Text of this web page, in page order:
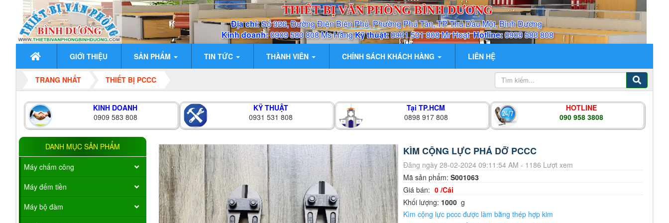
THIẾT BỊ VĂN PHÒNG BÌNH DƯƠNG
Địa chỉ:Số 326, Đường Điện Biên Phủ, Phường Phú Tân, TP Thủ Dầu Một, Bình Dương
Kinh doanh:0909 583 808 Ms HằngKỹ thuật:0931 531 808 Mr HoạtHotline:0909 583 808
GIỚI THIỆU SẢN PHẨM TIN TỨC THÀNH VIÊN CHÍNH SÁCH KHÁCH HÀNG LIÊN HỆ
TRANG NHẤT THIẾT BỊ PCCC
KINH DOANH
0909 583 808
KỸ THUẬT
0931 531 808
Tại TP.HCM
0898 917 808
HOTLINE
090 958 3808
KÌM CỘNG LỰC PHÁ DỠ PCCC
Đăng ngày 28-02-2024 09:11:54 AM - 1186 Lượt xem
Mã sản phẩm:S001063
Giá bán: 0 /Cái
Khối lượng: 1000 g
Kìm cộng lực pccc được làm bằng thép hợp kim
DANH MỤC SẢN PHẨM
Máy chấm công
Máy đếm tiền
Máy bộ đàm